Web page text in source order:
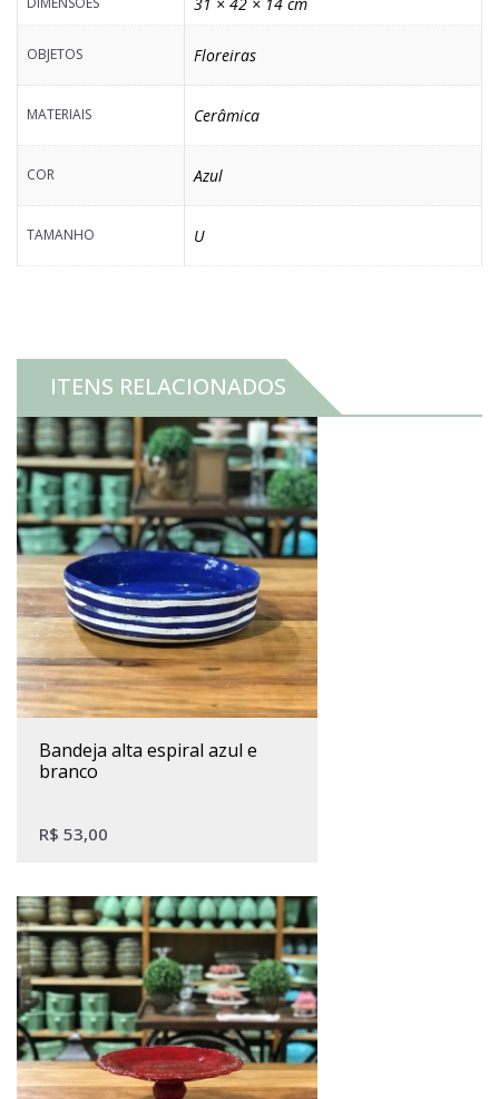
OBJETOS Floreiras
MATERIAIS Cerâmica
COR Azul
TAMANHO U
ITENS RELACIONADOS
bandeja alta espiral azul e
branco
R$ 53,00